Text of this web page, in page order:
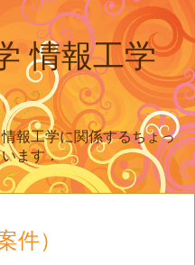
情報工学
報工学に関係するちょっ
ます．
件）